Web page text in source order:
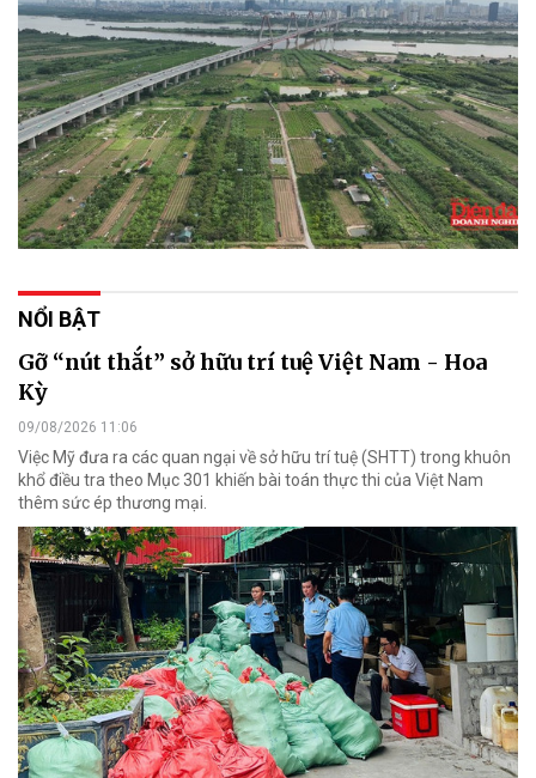
NỔI BẬT
Gỡ “nút thắt” sở hữu trí tuệ Việt Nam - Hoa
Kỳ
09/08/2026 11:06
Việc Mỹ đưa ra các quan ngại về sở hữu trí tuệ (SHTT) trong khuôn
khổ điều tra theo Mục 301 khiến bài toán thực thi của Việt Nam
thêm sức ép thương mại.